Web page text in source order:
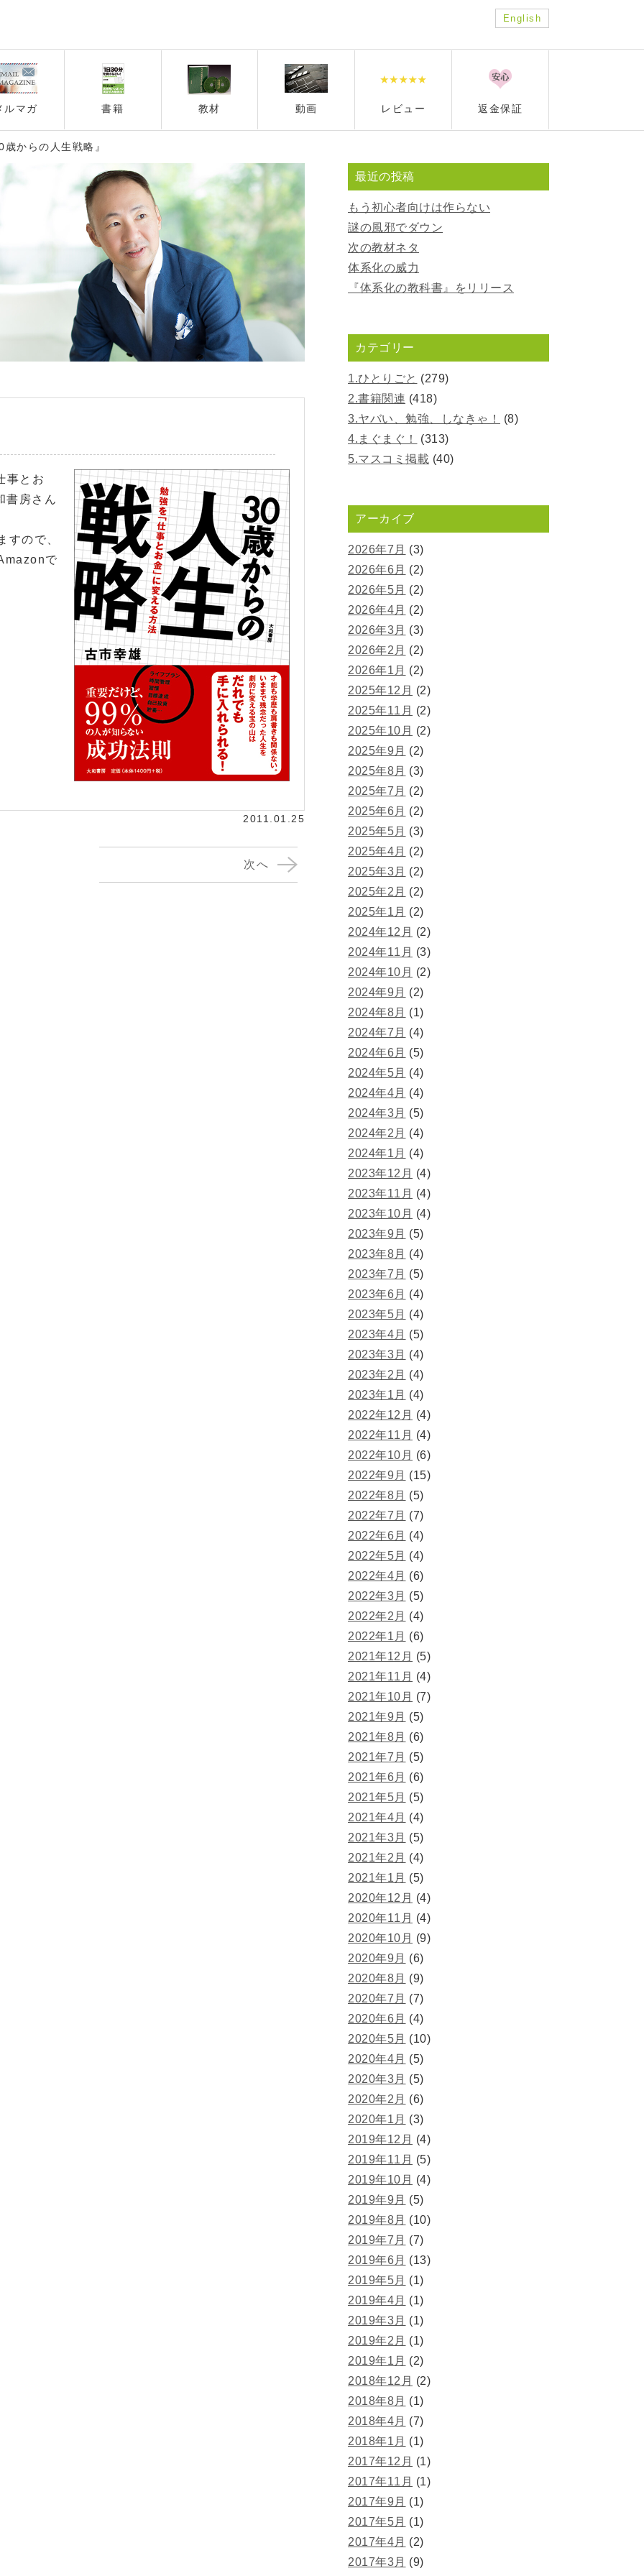
English
ルマガ 書籍 教材 動画 レビュー 返金保証
歳からの人生戦略』
事とお
書房さん
すので、
で
2011.01.25
次へ
最近の投稿
もう初心者向けは作らない
謎の風邪でダウン
次の教材ネタ
体系化の威力
『体系化の教科書』をリリース
カテゴリー
1.ひとりごと (279)
2.書籍関連 (418)
3.ヤバい、勉強、しなきゃ！
(8)
4.まぐまぐ！
(313)
5.マスコミ掲載 (40)
アーカイブ
2026年7月 (3)
2026年6月 (2)
2026年5月 (2)
2026年4月 (2)
2026年3月 (3)
2026年2月 (2)
2026年1月 (2)
2025年12月 (2)
2025年11月 (2)
2025年10月 (2)
2025年9月 (2)
2025年8月 (3)
2025年7月 (2)
2025年6月 (2)
2025年5月 (3)
2025年4月 (2)
2025年3月 (2)
2025年2月 (2)
2025年1月 (2)
2024年12月 (2)
2024年11月 (3)
2024年10月 (2)
2024年9月 (2)
2024年8月 (1)
2024年7月 (4)
2024年6月 (5)
2024年5月 (4)
2024年4月 (4)
2024年3月 (5)
2024年2月 (4)
2024年1月 (4)
2023年12月 (4)
2023年11月 (4)
2023年10月 (4)
2023年9月 (5)
2023年8月 (4)
2023年7月 (5)
2023年6月 (4)
2023年5月 (4)
2023年4月 (5)
2023年3月 (4)
2023年2月 (4)
2023年1月 (4)
2022年12月 (4)
2022年11月 (4)
2022年10月 (6)
2022年9月 (15)
2022年8月 (5)
2022年7月 (7)
2022年6月 (4)
2022年5月 (4)
2022年4月 (6)
2022年3月 (5)
2022年2月 (4)
2022年1月 (6)
2021年12月 (5)
2021年11月 (4)
2021年10月 (7)
2021年9月 (5)
2021年8月 (6)
2021年7月 (5)
2021年6月 (6)
2021年5月 (5)
2021年4月 (4)
2021年3月 (5)
2021年2月 (4)
2021年1月 (5)
2020年12月 (4)
2020年11月 (4)
2020年10月 (9)
2020年9月 (6)
2020年8月 (9)
2020年7月 (7)
2020年6月 (4)
2020年5月 (10)
2020年4月 (5)
2020年3月 (5)
2020年2月 (6)
2020年1月 (3)
2019年12月 (4)
2019年11月 (5)
2019年10月 (4)
2019年9月 (5)
2019年8月 (10)
2019年7月 (7)
2019年6月 (13)
2019年5月 (1)
2019年4月 (1)
2019年3月 (1)
2019年2月 (1)
2019年1月 (2)
2018年12月 (2)
2018年8月 (1)
2018年4月 (7)
2018年1月 (1)
2017年12月 (1)
2017年11月 (1)
2017年9月 (1)
2017年5月 (1)
2017年4月 (2)
2017年3月 (9)